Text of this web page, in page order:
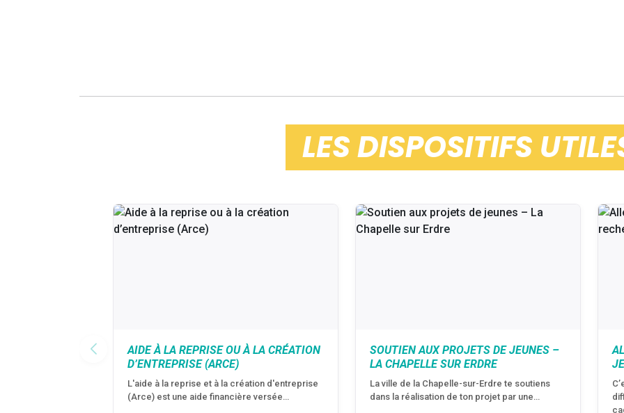
LES DISPOSITIFS
AIDE À LA REPRISE OU À LA CRÉATION
D’ENTREPRISE (ARCE)
L'aide à la reprise et à la création d'entreprise
(Arce) est une aide financière versée…
SOUTIEN AUX PROJETS DE JEUNES –
LA CHAPELLE SUR ERDRE
La ville de la Chapelle-sur-Erdre te soutiens
dans la réalisation de ton projet par une…